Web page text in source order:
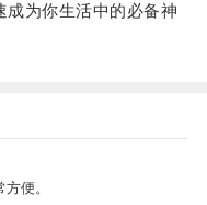
为你生活中的必备神
便。